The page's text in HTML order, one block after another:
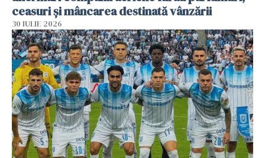
ceasuri și mâncarea destinată vânzării
30 IULIE 2026